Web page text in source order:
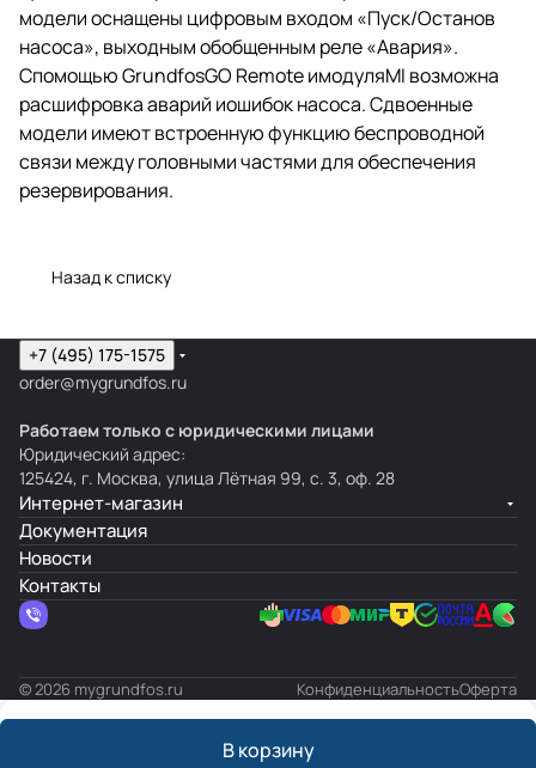
модели оснащены цифровым входом «Пуск/Останов
насоса», выходным обобщенным реле «Авария».
Спомощью GrundfosGO Remote имодуляMI возможна
расшифровка аварий иошибок насоса. Сдвоенные
модели имеют встроенную функцию беспроводной
связи между головными частями для обеспечения
резервирования.
Назад к списку
В корзину
+7 (495) 175-1575
order@mygrundfos.ru
Работаем только с юридическими лицами
Юридический адрес:
125424, г. Москва, улица Лётная 99, с. 3, оф. 28
Интернет-магазин
Документация
Новости
Контакты
© 2026 mygrundfos.ru КонфиденциальностьОферта